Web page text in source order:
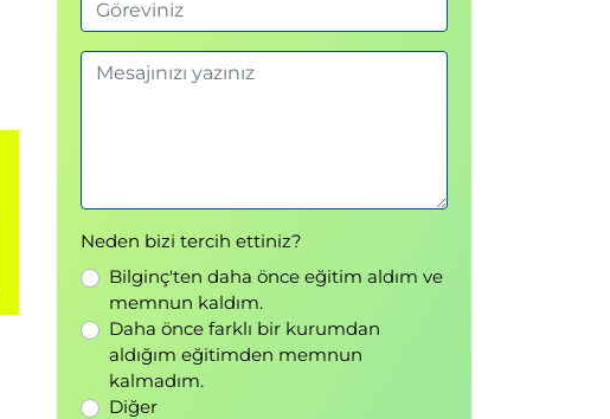
Neden bizi tercih ettiniz?
Bilginç'ten daha önce eğitim aldım ve
memnun kaldım.
Daha önce farklı bir kurumdan
aldığım eğitimden memnun
kalmadım.
Diğer